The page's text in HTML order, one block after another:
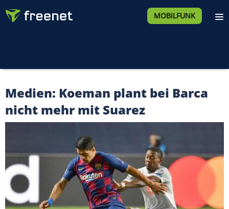
MOBILFUNK
Medien: Koeman plant bei Barca
nicht mehr mit Suarez